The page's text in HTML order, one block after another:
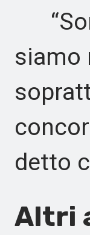
siamo
detto
Altri